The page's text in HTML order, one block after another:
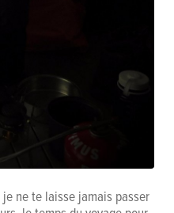
ne te laisse jamais passer